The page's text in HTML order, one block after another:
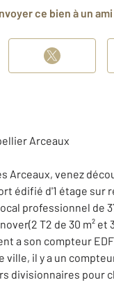
ce bien à un ami
Arceaux
Arceaux, venez
édifié d'1 étage sur
professionnel de
T2 de 30 m² et
a son compteur
ville, il y a un
divisionnaires pour